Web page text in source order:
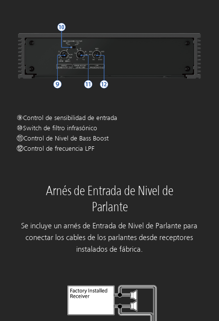
⑨Control de sensibilidad de entrada
⑩Switch de filtro infrasónico
⑪Control de Nivel de Bass Boost
⑫Control de frecuencia LPF
Arnés de Entrada de Nivel de
Parlante
Se incluye un arnés de Entrada de Nivel de Parlante para
conectar los cables de los parlantes desde receptores
instalados de fábrica.